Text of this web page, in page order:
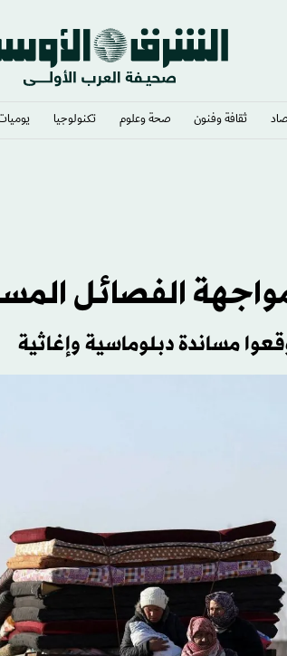
ثقافة وفنون صحة وعلوم تكنولوجيا
الفصائل
مساندة دبلوماسية وإغاثية